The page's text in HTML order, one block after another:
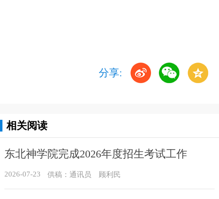
分享:
相关阅读
东北神学院完成2026年度招生考试工作
2026-07-23 供稿：通讯员 顾利民